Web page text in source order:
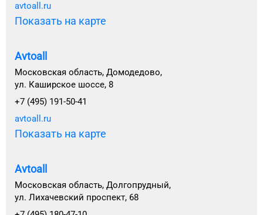
avtoall.ru
Показать на карте
Avtoall
Московская область, Домодедово,
ул. Каширское шоссе, 8
+7 (495) 191-50-41
avtoall.ru
Показать на карте
Avtoall
Московская область, Долгопрудный,
ул. Лихачевский проспект, 68